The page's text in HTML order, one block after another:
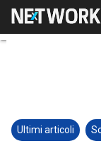
Ultimi articoli